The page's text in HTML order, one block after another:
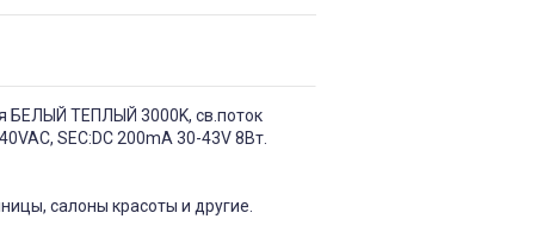
БЕЛЫЙ ТЕПЛЫЙ 3000K, св.поток
SEC:DC 200mA 30-43V 8Вт.
салоны красоты и другие.